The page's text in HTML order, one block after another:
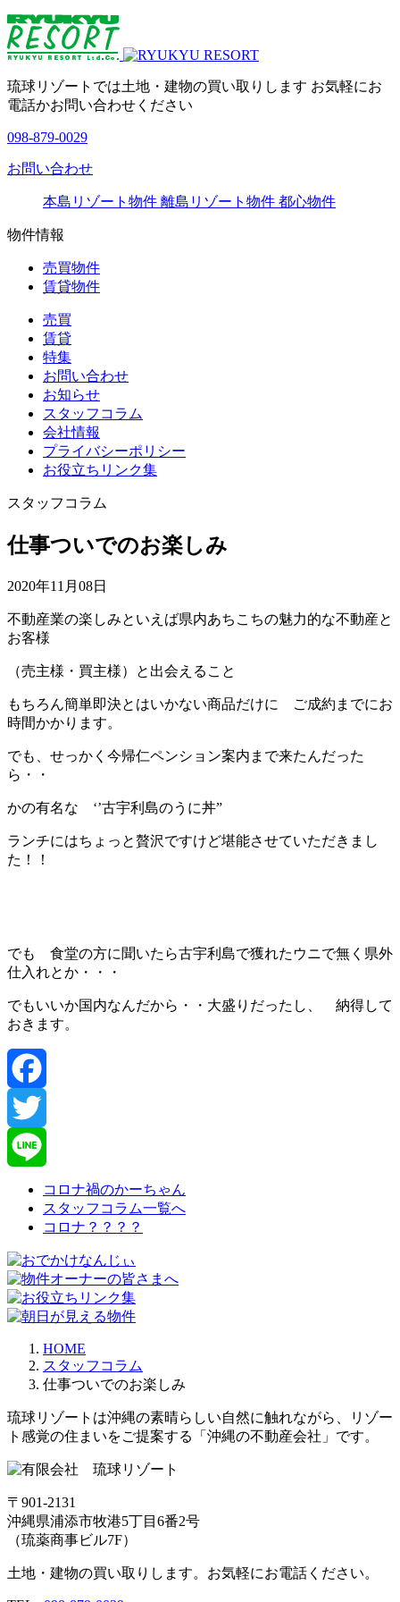
琉球リゾートでは土地・建物の買い取りします お気軽にお
電話かお問い合わせください
098-879-0029
お問い合わせ
本島リゾート物件 離島リゾート物件 都心物件
物件情報
売買物件
賃貸物件
売買
賃貸
特集
お問い合わせ
お知らせ
スタッフコラム
会社情報
プライバシーポリシー
お役立ちリンク集
スタッフコラム
仕事ついでのお楽しみ
2020年11月08日
不動産業の楽しみといえば県内あちこちの魅力的な不動産と
お客様
（売主様・買主様）と出会えること
もちろん簡単即決とはいかない商品だけに ご成約までにお
時間かかります。
でも、せっかく今帰仁ペンション案内まで来たんだった
ら・・
かの有名な ‘’古宇利島のうに丼”
ランチにはちょっと贅沢ですけど堪能させていただきまし
た！！
でも 食堂の方に聞いたら古宇利島で獲れたウニで無く県外
仕入れとか・・・
でもいいか国内なんだから・・大盛りだったし、 納得して
おきます。
Facebook
Twitter
Line
コロナ禍のかーちゃん
スタッフコラム一覧へ
コロナ？？？？
HOME
スタッフコラム
仕事ついでのお楽しみ
琉球リゾートは沖縄の素晴らしい自然に触れながら、リゾー
ト感覚の住まいをご提案する「沖縄の不動産会社」です。
〒901-2131
沖縄県浦添市牧港5丁目6番2号
（琉薬商事ビル7F）
土地・建物の買い取りします。お気軽にお電話ください。